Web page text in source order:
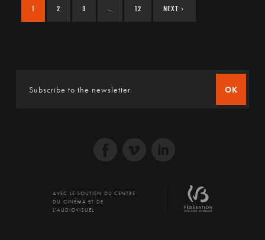
1 2 3 … 12 NEXT ›
OK
AVEC LE SOUTIEN DU CENTRE
DU CINÉMA ET DE
L'AUDIOVISUEL